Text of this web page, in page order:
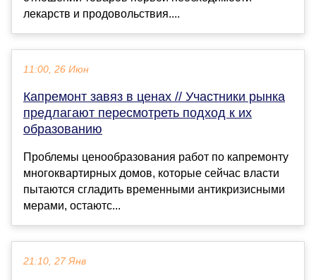
лекарств и продовольствия....
11:00, 26 Июн
Капремонт завяз в ценах // Участники рынка
предлагают пересмотреть подход к их
образованию
Проблемы ценообразования работ по капремонту
многоквартирных домов, которые сейчас власти
пытаются сгладить временными антикризисными
мерами, остаютс...
21:10, 27 Янв